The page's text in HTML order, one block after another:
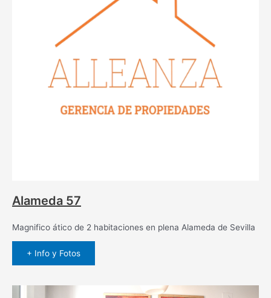
Alameda 57
Magnifico ático de 2 habitaciones en plena Alameda de Sevilla
+ Info y Fotos